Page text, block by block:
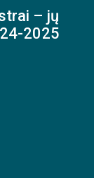
– jų
2025